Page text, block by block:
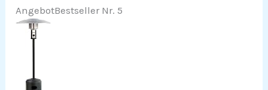
AngebotBestseller Nr. 5